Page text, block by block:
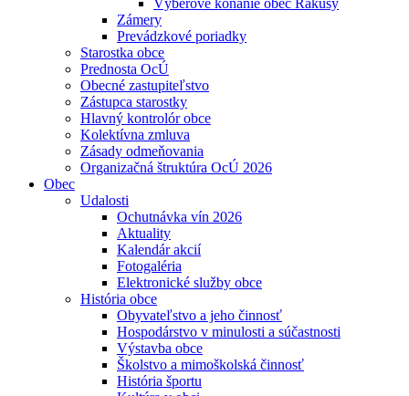
Výberové konanie obec Rakúsy
Zámery
Prevádzkové poriadky
Starostka obce
Prednosta OcÚ
Obecné zastupiteľstvo
Zástupca starostky
Hlavný kontrolór obce
Kolektívna zmluva
Zásady odmeňovania
Organizačná štruktúra OcÚ 2026
Obec
Udalosti
Ochutnávka vín 2026
Aktuality
Kalendár akcií
Fotogaléria
Elektronické služby obce
História obce
Obyvateľstvo a jeho činnosť
Hospodárstvo v minulosti a súčastnosti
Výstavba obce
Školstvo a mimoškolská činnosť
História športu